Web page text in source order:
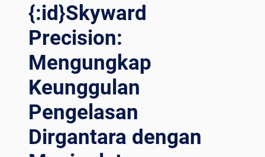
{:id}Skyward
Precision:
Mengungkap
Keunggulan
Pengelasan
Dirgantara dengan